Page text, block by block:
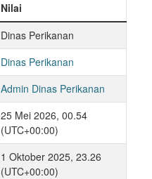
Nilai
Dinas Perikanan
Dinas Perikanan
Admin Dinas Perikanan
25 Mei 2026, 00.54
(UTC+00:00)
1 Oktober 2025, 23.26
(UTC+00:00)